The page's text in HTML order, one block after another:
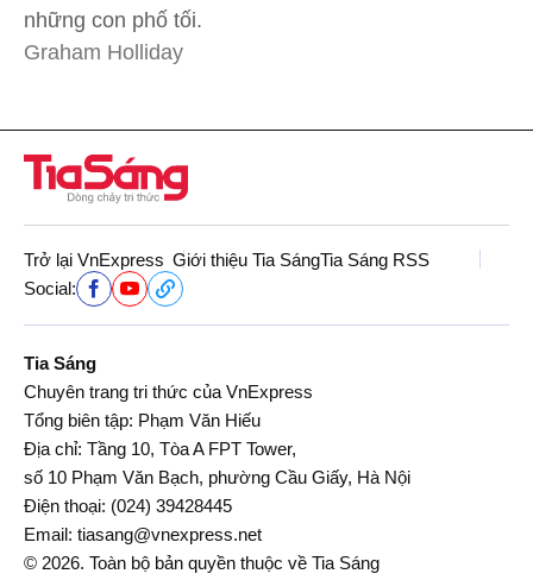
những con phố tối.
Graham Holliday
Trở lại VnExpress Giới thiệu Tia SángTia Sáng RSS
Social:
Tia Sáng
Chuyên trang tri thức của VnExpress
Tổng biên tập: Phạm Văn Hiếu
Địa chỉ: Tầng 10, Tòa A FPT Tower,
số 10 Phạm Văn Bạch, phường Cầu Giấy, Hà Nội
Điện thoại: (024) 39428445
Email: tiasang@vnexpress.net
© 2026. Toàn bộ bản quyền thuộc về Tia Sáng